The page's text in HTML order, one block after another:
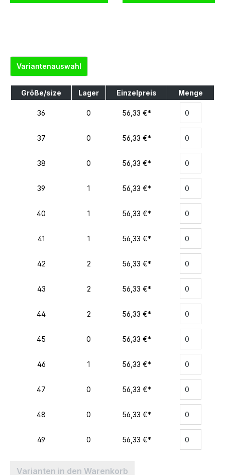
Variantenauswahl
Größe/size Lager Einzelpreis Menge
36 0 56,33 €*
37 0 56,33 €*
38 0 56,33 €*
39 1 56,33 €*
40 1 56,33 €*
41 1 56,33 €*
42 2 56,33 €*
43 2 56,33 €*
44 2 56,33 €*
45 0 56,33 €*
46 1 56,33 €*
47 0 56,33 €*
48 0 56,33 €*
49 0 56,33 €*
Varianten in den Warenkorb